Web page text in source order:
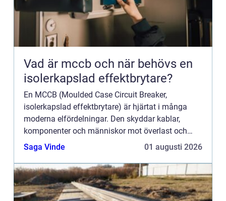
Vad är mccb och när behövs en
isolerkapslad effektbrytare?
En MCCB (Moulded Case Circuit Breaker,
isolerkapslad effektbrytare) är hjärtat i många
moderna elfördelningar. Den skyddar kablar,
komponenter och människor mot överlast och
kortslutning, och används i allt från mindre
Saga Vinde 01 augusti 2026